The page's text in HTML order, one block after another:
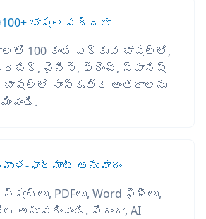
100+ భాషల మద్దతు
100 కంటే ఎక్కువ భాషల్లో,
అరబిక్, చైనీస్, ఫ్రెంచ్, స్పానిష్
సాంస్కృతిక అంతరాలను
ఫార్మాట్ అనువాదం
PDFలు, Word ఫైళ్లు,
అనువదించండి. వేగంగా, AI